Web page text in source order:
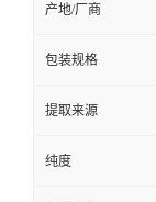
产地/厂商
包装规格
提取来源
纯度